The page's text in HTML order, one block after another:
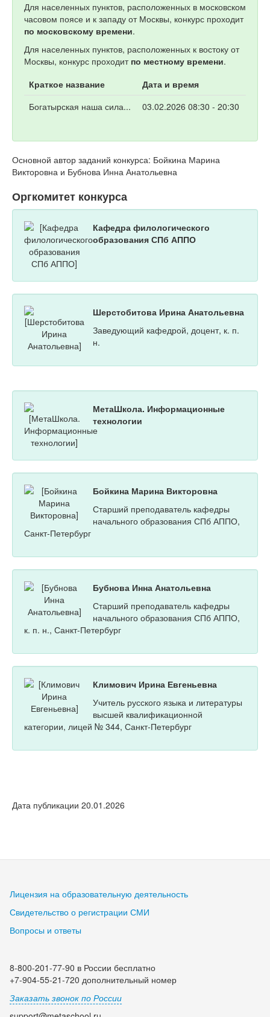
Для населенных пунктов, расположенных в московском
часовом поясе и к западу от Москвы, конкурс проходит
по московскому времени.
Для населенных пунктов, расположенных к востоку от
Москвы, конкурс проходит по местному времени.
Краткое название
Дата и время
Богатырская наша сила...
03.02.2026 08:30 - 20:30
Основной автор заданий конкурса: Бойкина Марина
Викторовна и Бубнова Инна Анатольевна
Оргкомитет конкурса
Кафедра филологического
образования СПб АППО
Шерстобитова Ирина Анатольевна
Заведующий кафедрой, доцент, к. п.
н.
МетаШкола. Информационные
технологии
Бойкина Марина Викторовна
Старший преподаватель кафедры
начального образования СПб АППО,
Санкт-Петербург
Бубнова Инна Анатольевна
Старший преподаватель кафедры
начального образования СПб АППО,
к. п. н., Санкт-Петербург
Климович Ирина Евгеньевна
Учитель русского языка и литературы
высшей квалификационной
категории, лицей № 344, Санкт-Петербург
Дата публикации 20.01.2026
Лицензия на образовательную деятельность
Свидетельство о регистрации СМИ
Вопросы и ответы
8-800-201-77-90 в России бесплатно
+7-904-55-21-720 дополнительный номер
Заказать звонок по России